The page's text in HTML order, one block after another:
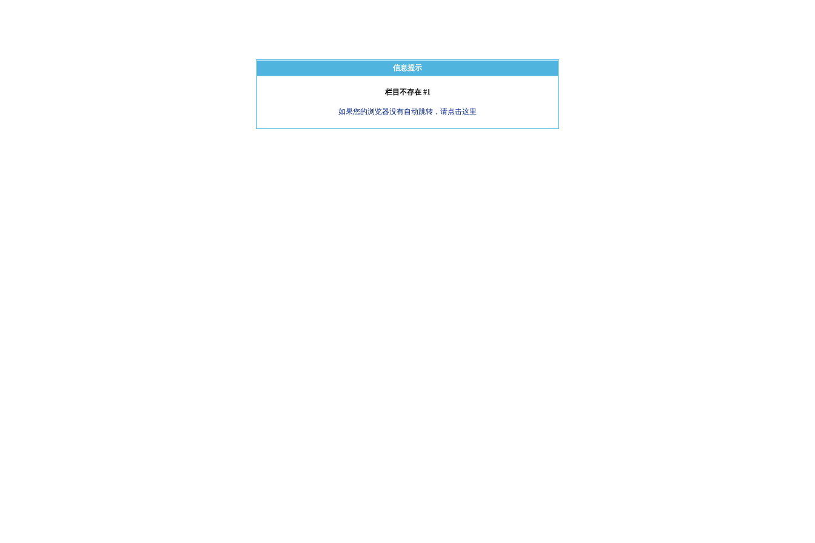
信息提示
栏目不存在 #1
如果您的浏览器没有自动跳转，请点击这里